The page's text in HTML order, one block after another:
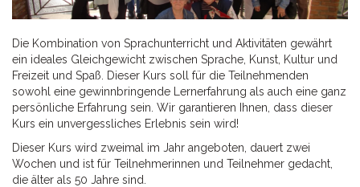
Die Kombination von Sprachunterricht und Aktivitäten gewährt
ein ideales Gleichgewicht zwischen Sprache, Kunst, Kultur und
Freizeit und Spaß. Dieser Kurs soll für die Teilnehmenden
sowohl eine gewinnbringende Lernerfahrung als auch eine ganz
persönliche Erfahrung sein. Wir garantieren Ihnen, dass dieser
Kurs ein unvergessliches Erlebnis sein wird!
Dieser Kurs wird zweimal im Jahr angeboten, dauert zwei
Wochen und ist für Teilnehmerinnen und Teilnehmer gedacht,
die älter als 50 Jahre sind.